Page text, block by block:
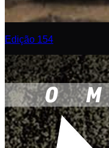
Edição 154